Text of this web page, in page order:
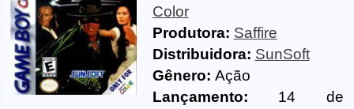
Color
Produtora: Saffire
Distribuidora: SunSoft
Gênero: Ação
Lançamento: 14 de